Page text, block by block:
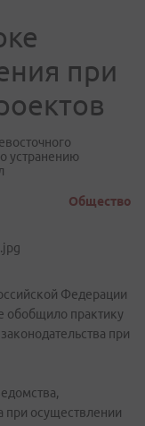
при
устранению
Общество
Федерации
обобщило практику
при
при осуществлении